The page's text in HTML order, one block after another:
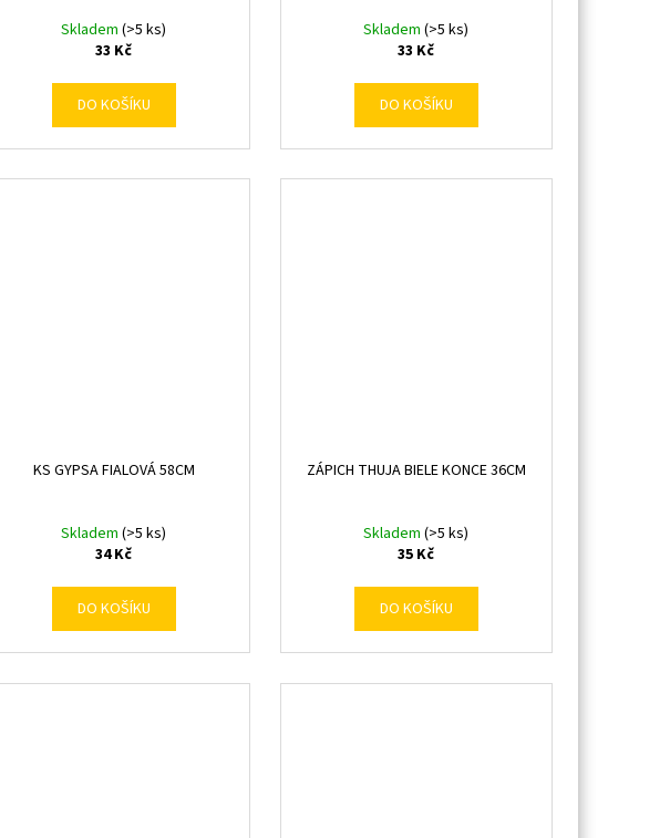
Skladem(>5 ks)
33 Kč
DO KOŠÍKU
Skladem(>5 ks)
33 Kč
DO KOŠÍKU
KS GYPSA FIALOVÁ 58CM
Skladem(>5 ks)
34 Kč
DO KOŠÍKU
ZÁPICH THUJA BIELE KONCE 36CM
Skladem(>5 ks)
35 Kč
DO KOŠÍKU